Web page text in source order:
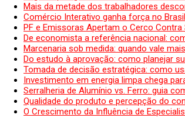
Mais da metade dos trabalhadores
Comércio Interativo ganha força no
PF e Emissoras Apertam o Cerco
De economista a referência nacional:
Marcenaria sob medida: quando vale
Do estudo à aprovação: como planejar
Tomada de decisão estratégica: como
Investimento em energia limpa chega
Serralheria de Alumínio vs. Ferro: guia
Qualidade do produto e percepção do
O Crescimento da Influência de